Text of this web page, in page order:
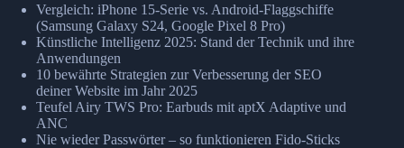
Vergleich: iPhone 15-Serie vs. Android-Flaggschiffe
(Samsung Galaxy S24, Google Pixel 8 Pro)
Künstliche Intelligenz 2025: Stand der Technik und ihre
Anwendungen
10 bewährte Strategien zur Verbesserung der SEO
deiner Website im Jahr 2025
Teufel Airy TWS Pro: Earbuds mit aptX Adaptive und
ANC
Nie wieder Passwörter – so funktionieren Fido-Sticks